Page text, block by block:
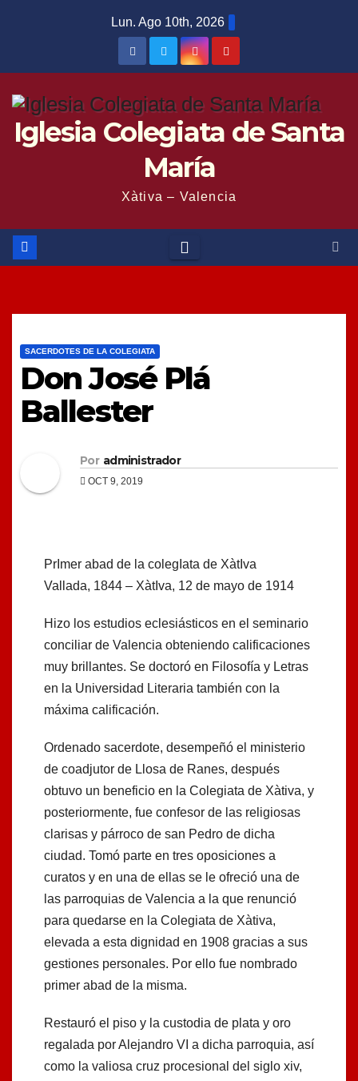
Lun. Ago 10th, 2026
Iglesia Colegiata de Santa
María
Xàtiva – Valencia
SACERDOTES DE LA COLEGIATA
Don José Plá
Ballester
Por administrador
OCT 9, 2019
PrImer abad de la colegIata de XàtIva
Vallada, 1844 – XàtIva, 12 de mayo de 1914
Hizo los estudios eclesiásticos en el seminario
conciliar de Valencia obteniendo calificaciones
muy brillantes. Se doctoró en Filosofía y Letras
en la Universidad Literaria también con la
máxima calificación.
Ordenado sacerdote, desempeñó el ministerio
de coadjutor de Llosa de Ranes, después
obtuvo un beneficio en la Colegiata de Xàtiva, y
posteriormente, fue confesor de las religiosas
clarisas y párroco de san Pedro de dicha
ciudad. Tomó parte en tres oposiciones a
curatos y en una de ellas se le ofreció una de
las parroquias de Valencia a la que renunció
para quedarse en la Colegiata de Xàtiva,
elevada a esta dignidad en 1908 gracias a sus
gestiones personales. Por ello fue nombrado
primer abad de la misma.
Restauró el piso y la custodia de plata y oro
regalada por Alejandro VI a dicha parroquia, así
como la valiosa cruz procesional del siglo xiv,